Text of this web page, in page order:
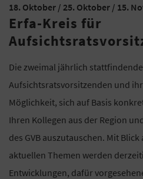
18. Oktober / 25. Oktober / 15.
Erfa-Kreis für
Die zweimal jährlich
Aufsichtsratsvorsitzenden und
Möglichkeit, sich auf Basis
Ihren Kollegen aus der Region
des GVB auszutauschen. Mit
aktuellen Themen werden
Entwicklungen, dafür